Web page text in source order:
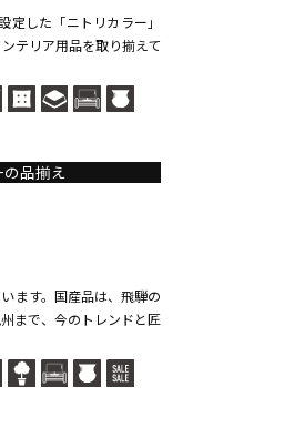
した「ニトリカラー」
テリア用品を取り揃えて
品揃え
ます。国産品は、飛騨の
で、今のトレンドと匠